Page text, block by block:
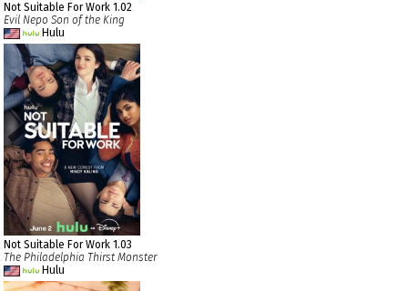
Not Suitable For Work 1.02
Evil Nepo Son of the King
Hulu
Not Suitable For Work 1.03
The Philadelphia Thirst Monster
Hulu